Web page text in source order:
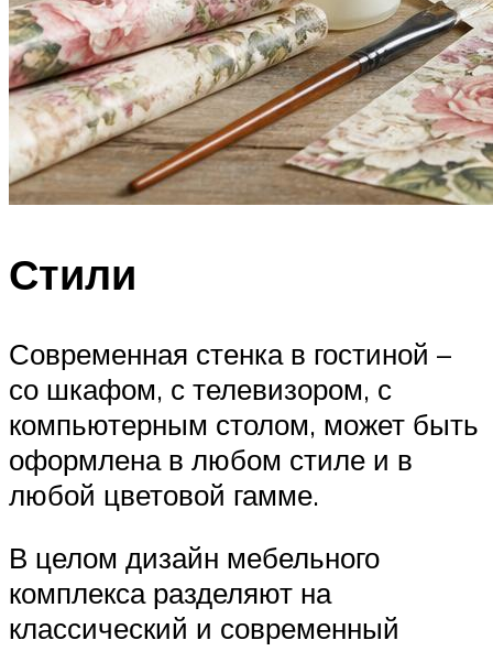
Стили
Современная стенка в гостиной –
со шкафом, с телевизором, с
компьютерным столом, может быть
оформлена в любом стиле и в
любой цветовой гамме.
В целом дизайн мебельного
комплекса разделяют на
классический и современный